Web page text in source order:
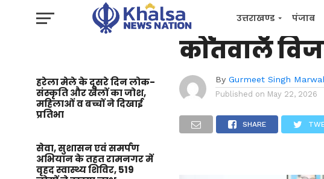
उत्तराखण्ड पंजाब
प्रशासनिक जन मुद्दे
हरेला मेले के दूसरे दिन लोक-
संस्कृति और खेलों का जोश,
महिलाओं व बच्चों ने दिखाई
प्रतिभा
सेवा, सुशासन एवं समर्पण
अभियान के तहत रामनगर में
वृहद स्वास्थ्य शिविर, 519
उत्कृष्ट
कोतवाल
By Gurmeet Singh
Published on May 22, 2026
SHARE